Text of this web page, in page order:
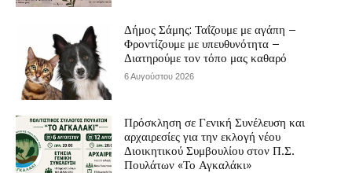
Δήμος Σάμης: Ταΐζουμε με αγάπη –
Φροντίζουμε με υπευθυνότητα –
Διατηρούμε τον τόπο μας καθαρό
6 Αυγούστου 2026
Πρόσκληση σε Γενική Συνέλευση και
αρχαιρεσίες για την εκλογή νέου
Διοικητικού Συμβουλίου στον Π.Σ.
Πουλάτων «Το Αγκαλάκι»